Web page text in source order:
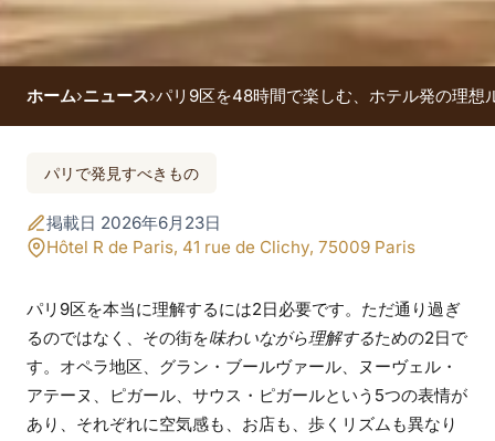
パリ9区を48時間で楽
しむ、ホテル発の理
想ルート
ホーム›ニュース›パリ9区を48時間で楽しむ、ホテル発の理想
パリで発見すべきもの
掲載日 2026年6月23日
Hôtel R de Paris, 41 rue de Clichy, 75009 Paris
パリ9区を本当に理解するには2日必要です。ただ通り過ぎ
るのではなく、その街を味わいながら理解するための2日で
す。オペラ地区、グラン・ブールヴァール、ヌーヴェル・
アテーヌ、ピガール、サウス・ピガールという5つの表情が
あり、それぞれに空気感も、お店も、歩くリズムも異なり